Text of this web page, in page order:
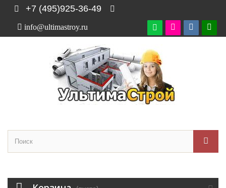
+7 (495)925-36-49

info@ultimastroy.ru